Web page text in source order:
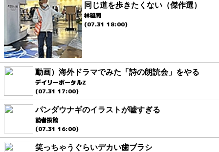
同じ道を歩きたくない（傑作選）
林雄司
(07.31 18:00)
動画）海外ドラマでみた「詩の朗読会」をやる
デイリーポータルZ
(07.31 17:00)
パンダウナギのイラストが嘘すぎる
読者投稿
(07.31 16:00)
笑っちゃうぐらいデカい歯ブラシ